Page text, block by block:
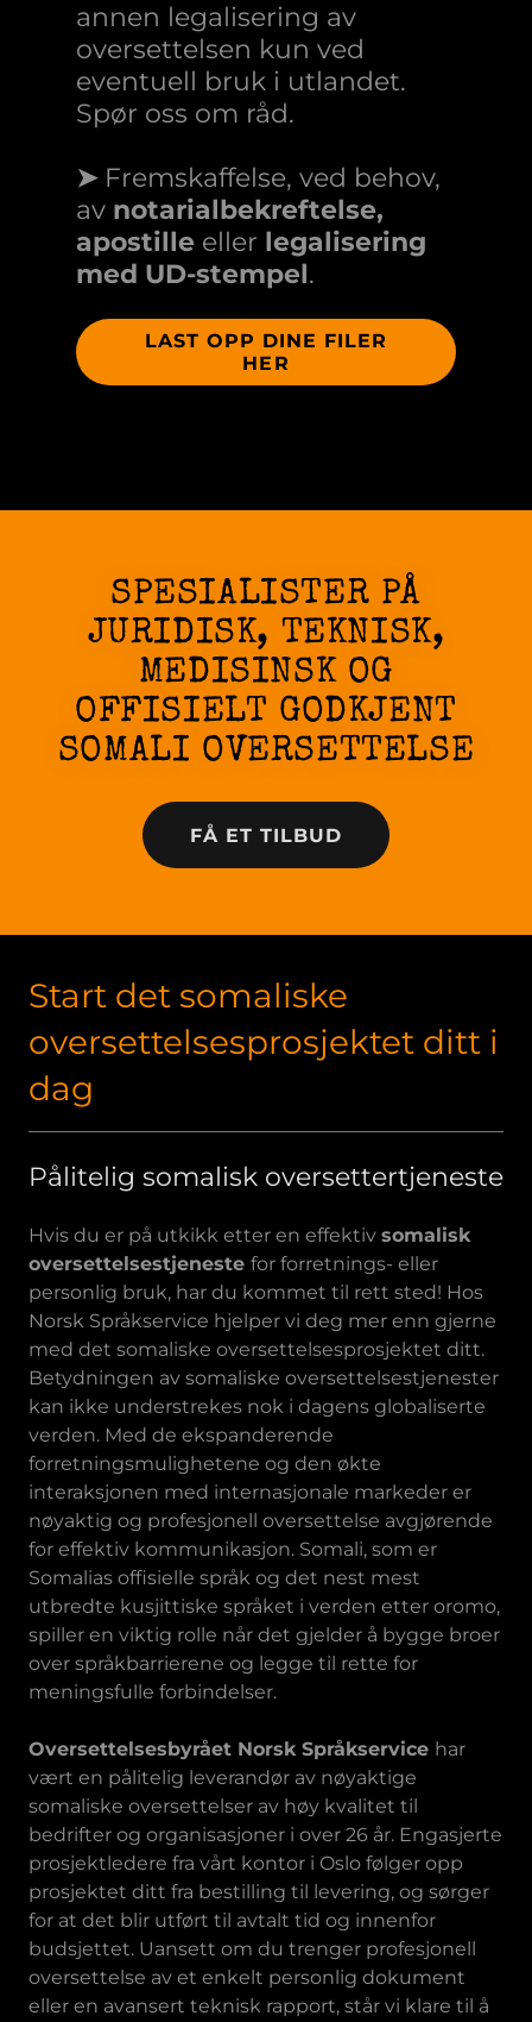
annen legalisering av
oversettelsen kun ved
eventuell bruk i utlandet.
Spør oss om råd.
➤ Fremskaffelse, ved behov,
av notarialbekreftelse,
apostille eller legalisering
med UD-stempel.
LAST OPP DINE FILER
HER
SPESIALISTER PÅ
JURIDISK, TEKNISK,
MEDISINSK OG
OFFISIELT GODKJENT
SOMALI OVERSETTELSE
FÅ ET TILBUD
Start det somaliske
oversettelsesprosjektet ditt i
dag
Pålitelig somalisk oversettertjeneste
Hvis du er på utkikk etter en effektiv somalisk
oversettelsestjeneste for forretnings- eller
personlig bruk, har du kommet til rett sted! Hos
Norsk Språkservice hjelper vi deg mer enn gjerne
med det somaliske oversettelsesprosjektet ditt.
Betydningen av somaliske oversettelsestjenester
kan ikke understrekes nok i dagens globaliserte
verden. Med de ekspanderende
forretningsmulighetene og den økte
interaksjonen med internasjonale markeder er
nøyaktig og profesjonell oversettelse avgjørende
for effektiv kommunikasjon. Somali, som er
Somalias offisielle språk og det nest mest
utbredte kusjittiske språket i verden etter oromo,
spiller en viktig rolle når det gjelder å bygge broer
over språkbarrierene og legge til rette for
meningsfulle forbindelser.
Oversettelsesbyrået Norsk Språkservice har
vært en pålitelig leverandør av nøyaktige
somaliske oversettelser av høy kvalitet til
bedrifter og organisasjoner i over 26 år. Engasjerte
prosjektledere fra vårt kontor i Oslo følger opp
prosjektet ditt fra bestilling til levering, og sørger
for at det blir utført til avtalt tid og innenfor
budsjettet. Uansett om du trenger profesjonell
oversettelse av et enkelt personlig dokument
eller en avansert teknisk rapport, står vi klare til å